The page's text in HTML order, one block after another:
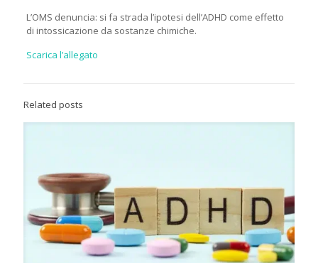
L’OMS denuncia: si fa strada l’ipotesi dell’ADHD come effetto
di intossicazione da sostanze chimiche.
Scarica l’allegato
Related posts